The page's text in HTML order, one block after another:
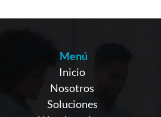
Menú
Inicio
Nosotros
Soluciones